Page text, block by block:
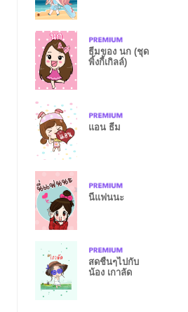
ธีมของ นก (ชุด
พิ้งกี้เกิลล์)
แอน ธีม
นี่แฟนนะ
สดชื่นๆไปกับ
น้อง เกาลัด